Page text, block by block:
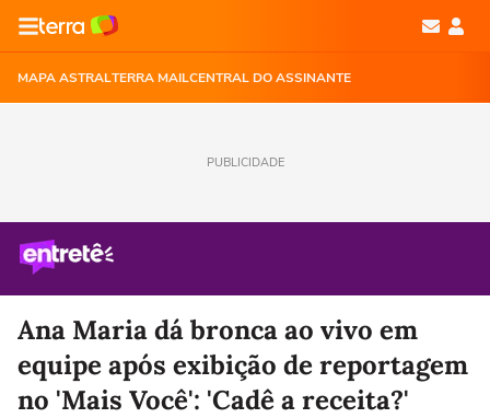
MAPA ASTRALTERRA MAILCENTRAL DO ASSINANTE
PUBLICIDADE
Ana Maria dá bronca ao vivo em
equipe após exibição de reportagem
no 'Mais Você': 'Cadê a receita?'